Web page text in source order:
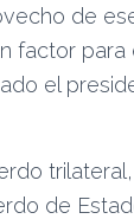
de
factor para
el
de